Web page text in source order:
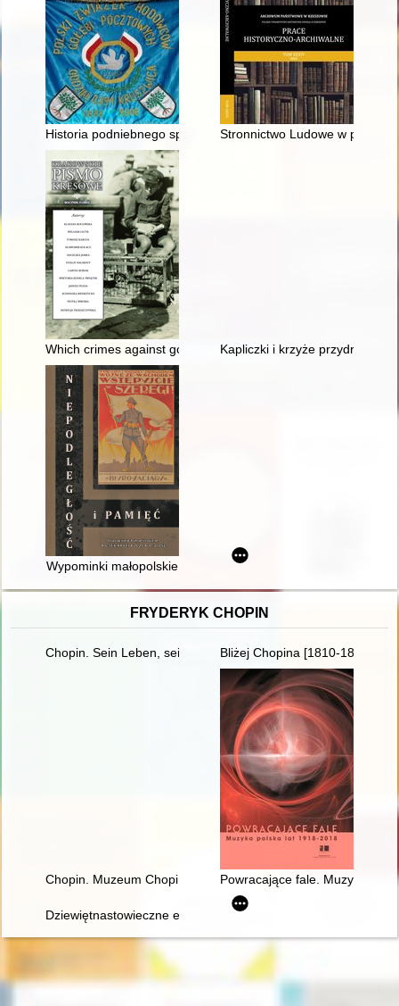
Historia podniebnego sportu : 25 lat Oddziału PZHGP w
Stronnictwo Ludowe w
Which crimes against good manners and morality were the
Kapliczki i krzyże przydrożne
Wypominki małopolskie
FRYDERYK CHOPIN
Chopin. Sein Leben, sein Werk, seine ZeitBliżej Chopina [1810-1849]
Chopin. Muzeum Chopina. Chopin MuseumPowracające fale. Muzyka
Dziewiętnastowieczne edycje dzieł Fryderyka Chopina jako